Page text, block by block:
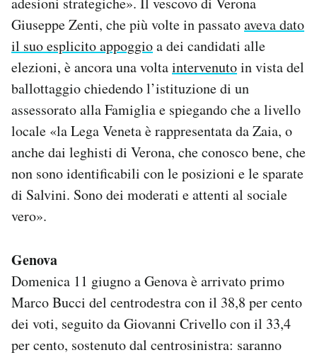
Giuseppe Zenti, che più volte in passatoaveva dato
il suo esplicito appoggioa dei candidati alle
elezioni, è ancora una voltaintervenutoin vista del
ballottaggio chiedendo l’istituzione di un
assessorato alla Famiglia e spiegando che a livello
locale «la Lega Veneta è rappresentata da Zaia, o
anche dai leghisti di Verona, che conosco bene, che
non sono identificabili con le posizioni e le sparate
di Salvini. Sono dei moderati e attenti al sociale
vero».
Genova
Domenica 11 giugno a Genova è arrivato primo
Marco Bucci del centrodestra con il 38,8 per cento
dei voti, seguito da Giovanni Crivello con il 33,4
per cento, sostenuto dal centrosinistra: saranno